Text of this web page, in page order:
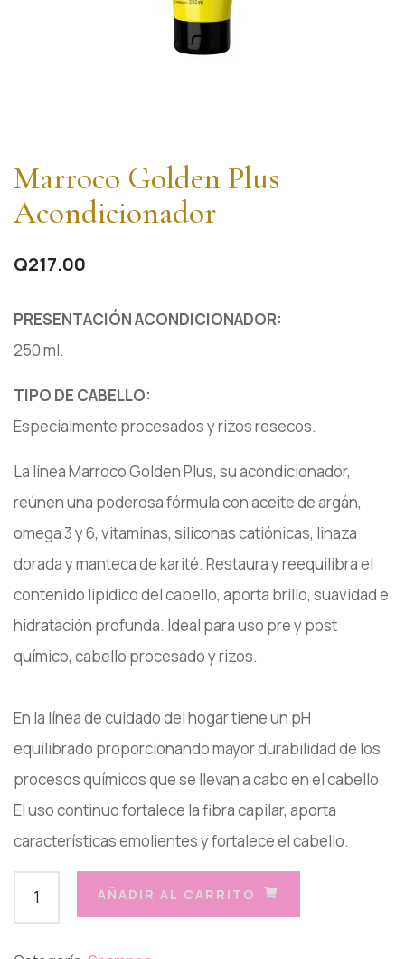
Marroco Golden Plus
Acondicionador
Q217.00
PRESENTACIÓN ACONDICIONADOR:
250 ml.
TIPO DE CABELLO:
Especialmente procesados y rizos resecos.
La línea Marroco Golden Plus, su acondicionador,
reúnen una poderosa fórmula con aceite de argán,
omega 3 y 6, vitaminas, siliconas catiónicas, linaza
dorada y manteca de karité. Restaura y reequilibra el
contenido lipídico del cabello, aporta brillo, suavidad e
hidratación profunda. Ideal para uso pre y post
químico, cabello procesado y rizos.⁣
En la línea de cuidado del hogar tiene un pH
equilibrado proporcionando mayor durabilidad de los
procesos químicos que se llevan a cabo en el cabello.
El uso continuo fortalece la fibra capilar, aporta
características emolientes y fortalece el cabello.
AÑADIR AL CARRITO